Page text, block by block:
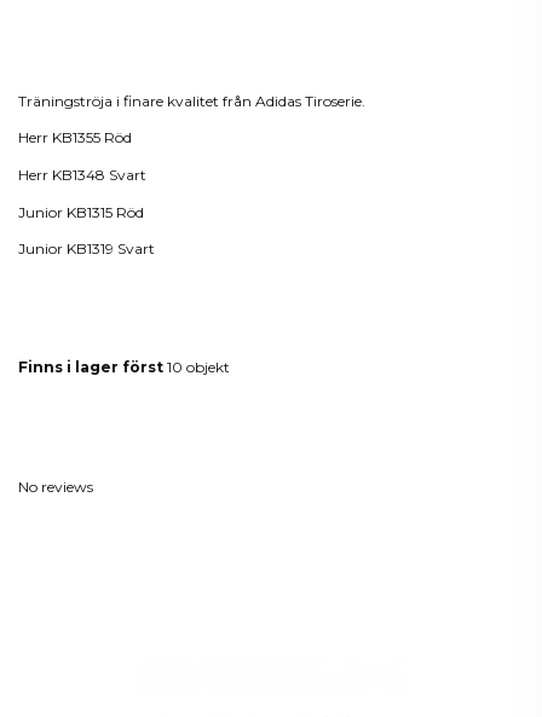
Träningströja i finare kvalitet från Adidas Tiroserie.
Herr KB1355 Röd
Herr KB1348 Svart
Junior KB1315 Röd
Junior KB1319 Svart
Finns i lager först 10 objekt
No reviews